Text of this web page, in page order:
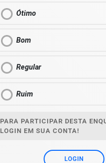
Ótimo
Bom
Regular
Ruim
PARA PARTICIPAR DESTA
LOGIN EM SUA CONTA!
LOGIN